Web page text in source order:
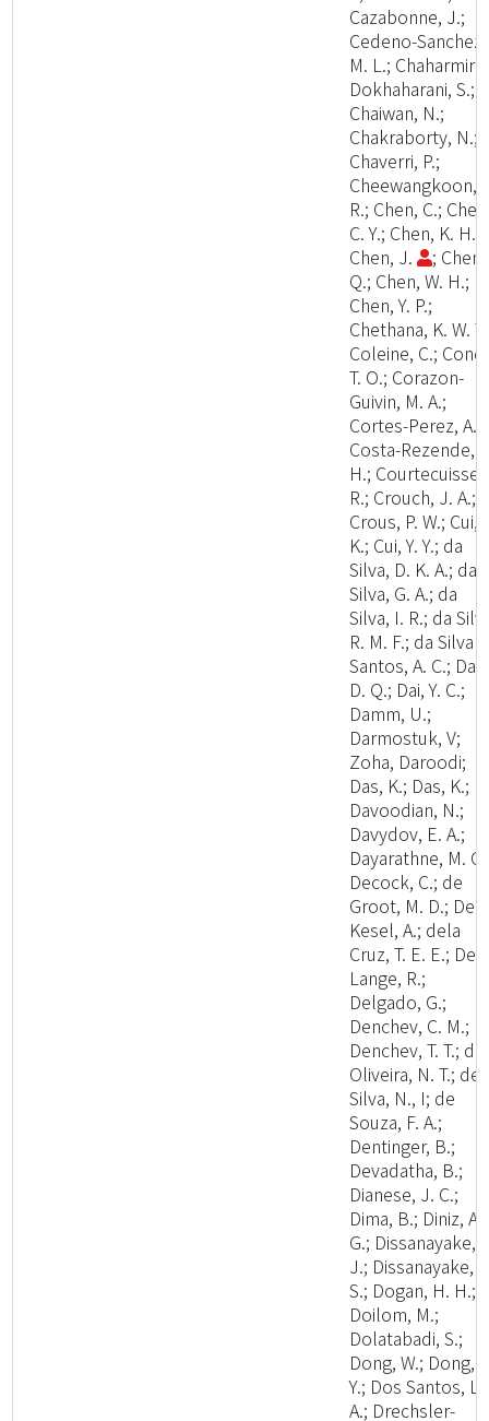
Cazabonne, J.;
Cedeno-Sanchez,
M. L.; Chaharmiri-
Dokhaharani, S.;
Chaiwan, N.;
Chakraborty, N.;
Chaverri, P.;
Cheewangkoon,
R.; Chen, C.;
C. Y.; Chen, K. H.;
Chen, J.
; Chen,
Q.; Chen, W. H.;
Chen, Y. P.;
Chethana, K. W.
Coleine, C.;
T. O.; Corazon-
Guivin, M. A.;
Cortes-Perez, A.;
Costa-Rezende,
H.; Courtecuisse,
R.; Crouch, J. A.;
Crous, P. W.; Cui,
K.; Cui, Y. Y.; da
Silva, D. K. A.; da
Silva, G. A.; da
Silva, I. R.; da
R. M. F.; da Silva
Santos, A. C.; Dai,
D. Q.; Dai, Y. C.;
Damm, U.;
Darmostuk, V;
Zoha, Daroodi;
Das, K.; Das, K.;
Davoodian, N.;
Davydov, E. A.;
Dayarathne, M.
Decock, C.; de
Groot, M. D.; De
Kesel, A.; dela
Cruz, T. E. E.; De
Lange, R.;
Delgado, G.;
Denchev, C. M.;
Denchev, T. T.; de
Oliveira, N. T.; de
Silva, N., I; de
Souza, F. A.;
Dentinger, B.;
Devadatha, B.;
Dianese, J. C.;
Dima, B.; Diniz, A.
G.; Dissanayake,
J.; Dissanayake,
S.; Dogan, H. H.;
Doilom, M.;
Dolatabadi, S.;
Dong, W.; Dong,
Y.; Dos Santos, L.
A.; Drechsler-